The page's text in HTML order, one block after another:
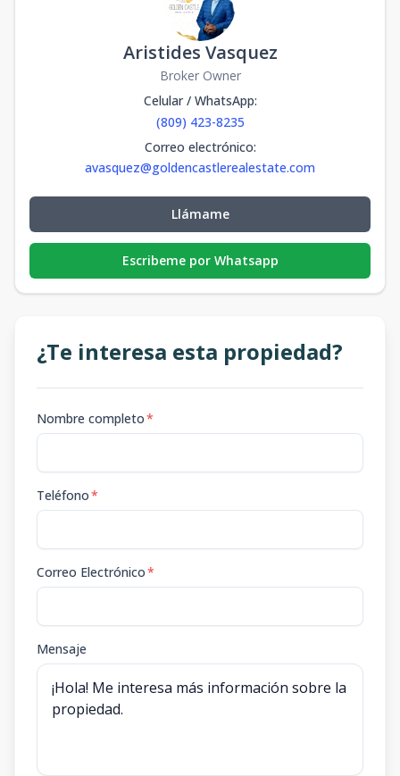
Aristides Vasquez
Broker Owner
Celular / WhatsApp:
(809) 423-8235
Correo electrónico:
avasquez@goldencastlerealestate.com
Llámame
Escribeme por Whatsapp
¿Te interesa esta propiedad?
Nombre completo*
Teléfono*
Correo Electrónico*
Mensaje